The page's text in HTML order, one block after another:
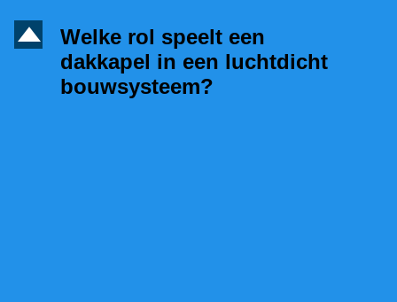
D
Welke rol speelt een
dakkapel in een luchtdicht
bouwsysteem?